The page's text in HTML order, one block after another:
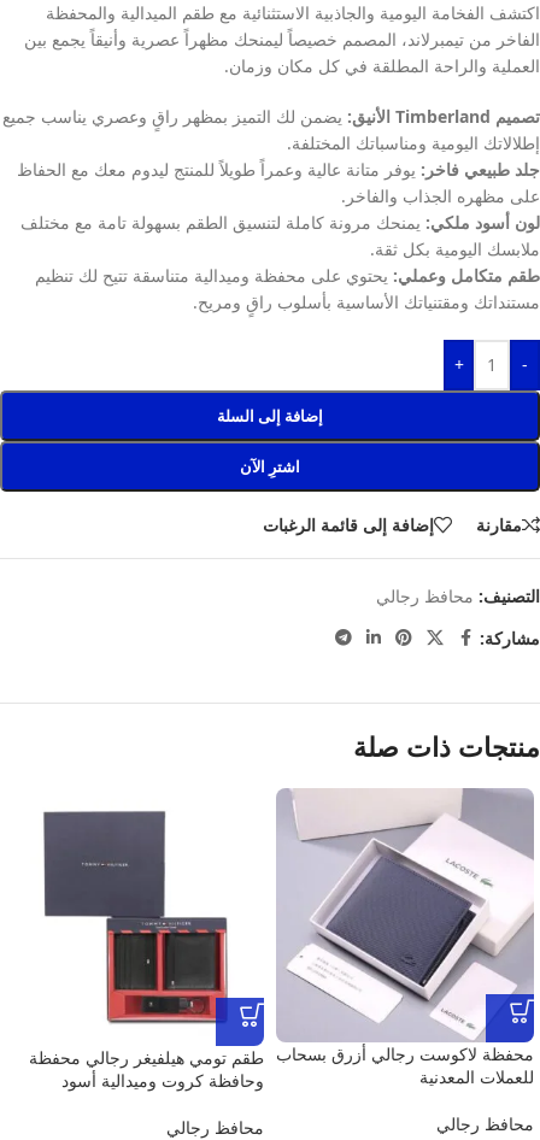
اكتشف الفخامة اليومية والجاذبية الاستثنائية مع طقم الميدالية والمحفظة
الفاخر من تيمبرلاند، المصمم خصيصاً ليمنحك مظهراً عصرية وأنيقاً يجمع بين
العملية والراحة المطلقة في كل مكان وزمان.
تصميم Timberland الأنيق:
يضمن لك التميز بمظهر راقٍ وعصري يناسب جميع
إطلالاتك اليومية ومناسباتك المختلفة.
جلد طبيعي فاخر: يوفر متانة عالية وعمراً طويلاً للمنتج ليدوم معك مع الحفاظ
على مظهره الجذاب والفاخر.
لون أسود ملكي: يمنحك مرونة كاملة لتنسيق الطقم بسهولة تامة مع مختلف
ملابسك اليومية بكل ثقة.
طقم متكامل وعملي: يحتوي على محفظة وميدالية متناسقة تتيح لك تنظيم
مستنداتك ومقتنياتك الأساسية بأسلوب راقٍ ومريح.
-
+
إضافة إلى السلة
اشترِ الآن
مقارنة إضافة إلى قائمة الرغبات
التصنيف: محافظ رجالي
مشاركة:
منتجات ذات صلة
محفظة لاكوست رجالي أزرق بسحاب
للعملات المعدنية
محافظ رجالي
طقم تومي هيلفيغر رجالي محفظة
وحافظة كروت وميدالية أسود
محافظ رجالي